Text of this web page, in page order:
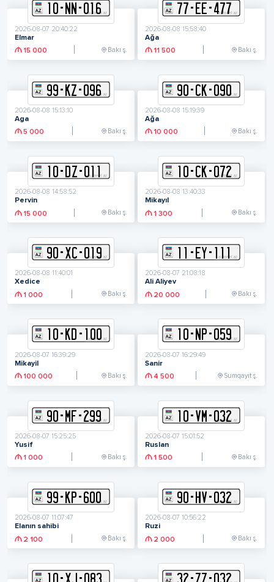
10- N N -016
2026-08-07 20:40:22
Elmar
15 000
Bakı ş.
77- EE-477
2026-08-08 15:58:40
Ağa
11 500
Bakı ş.
99- KZ-096
2026-08-08 15:13:10
Aga
5 000
Bakı ş.
90-CK-090
2026-08-08 15:19:39
Ağa
10 000
Bakı ş.
10-DZ-011
2026-08-08 14:58:52
Pervin
15 000
Bakı ş.
10-CK-072
2026-08-08 13:40:33
Mikayıl
1 300
Bakı ş.
90-XC-019
2026-08-08 11:40:01
Xedice
1 000
Bakı ş.
11 - EY-111
2026-08-07 21:08:18
Ali Aliyev
20 000
Bakı ş.
10- KD-100
2026-08-07 16:39:29
Mikayil
100 000
Bakı ş.
10- N P-059
2026-08-07 16:29:49
Sanir
4 500
Sumqayıt ş.
90-MF-299
2026-08-07 15:25:25
Yusif
1 000
Bakı ş.
10-VM-032
2026-08-07 15:01:52
Ruslan
1 500
Bakı ş.
99- KP-600
2026-08-07 11:07:47
Elanın sahibi
2 100
Bakı ş.
90-HV-032
2026-08-07 10:56:22
Ruzi
2 000
Bakı ş.